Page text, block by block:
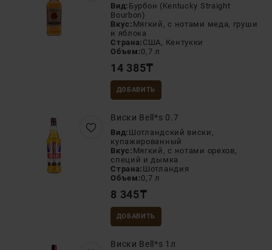
Вид: Бурбон (Kentucky Straight
Bourbon)
Вкус: Мягкий, с нотами меда, груши
и яблока
Страна: США, Кентукки
Объем:0,7 л
14 385₸
ДОБАВИТЬ
Виски Bell*s 0.7
Вид: Шотландский виски,
купажированный
Вкус: Мягкий, с нотами орехов,
специй и дымка
Страна: Шотландия
Объем:0,7 л
8 345₸
ДОБАВИТЬ
Виски Bell*s 1л